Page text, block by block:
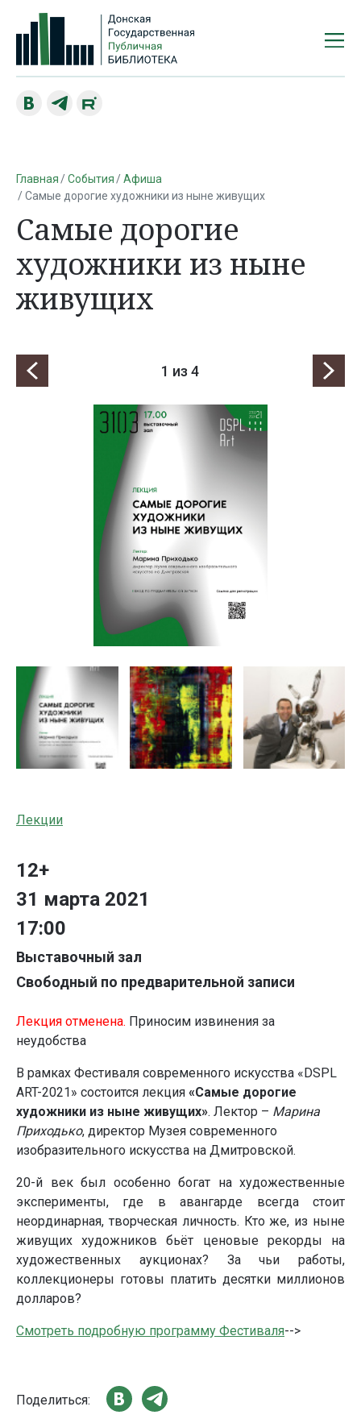
Главная События
Афиша
Самые дорогие художники из ныне живущих
Самые дорогие
художники из ныне
живущих
1 из 4
Лекции
12+
31 марта 2021
17:00
Выставочный зал
Свободный по предварительной записи
Лекция отменена. Приносим извинения за
неудобства
В рамках Фестиваля современного искусства «DSPL
ART-2021» состоится лекция «Самые дорогие
художники из ныне живущих». Лектор – Марина
Приходько, директор Музея современного
изобразительного искусства на Дмитровской.
20-й век был особенно богат на художественные
эксперименты, где в авангарде всегда стоит
неординарная, творческая личность. Кто же, из ныне
живущих художников бьёт ценовые рекорды на
художественных аукционах? За чьи работы,
коллекционеры готовы платить десятки миллионов
долларов?
Смотреть подробную программу Фестиваля-->
Поделиться: